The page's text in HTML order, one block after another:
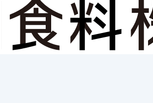
会社案内 事業案内 サステナビリティ